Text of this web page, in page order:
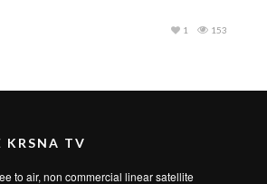
153
1
KRSNA TV
to air, non commercial linear satellite